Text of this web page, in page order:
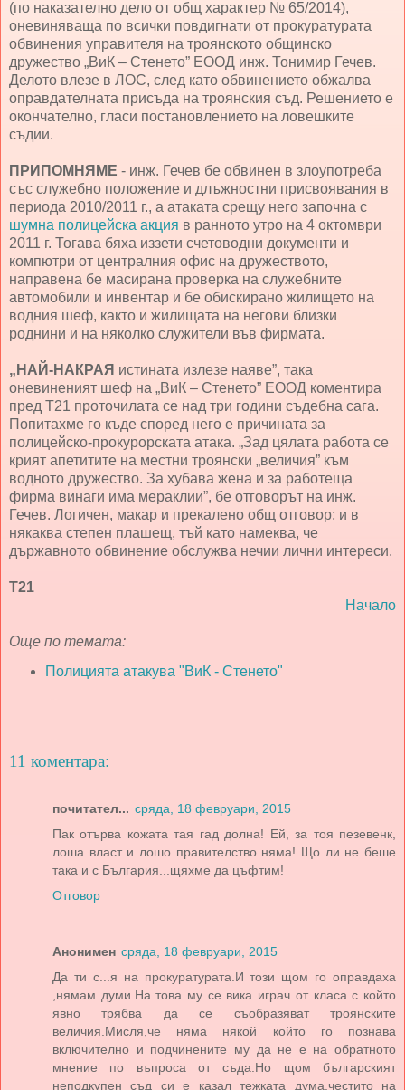
(по наказателно дело от общ характер № 65/2014),
оневиняваща по всички повдигнати от прокуратурата
обвинения управителя на троянското общинско
дружество „ВиК – Стенето” ЕООД инж. Тонимир Гечев.
Делото влезе в ЛОС, след като обвинението обжалва
оправдателната присъда на троянския съд. Решението е
окончателно, гласи постановлението на ловешките
съдии.
ПРИПОМНЯМЕ - инж. Гечев бе обвинен в злоупотреба
със служебно положение и длъжностни присвоявания в
периода 2010/2011 г., а атаката срещу него започна с
шумна полицейска акция в ранното утро на 4 октомври
2011 г. Тогава бяха иззети счетоводни документи и
компютри от централния офис на дружеството,
направена бе масирана проверка на служебните
автомобили и инвентар и бе обискирано жилището на
водния шеф, както и жилищата на негови близки
роднини и на няколко служители във фирмата.
„НАЙ-НАКРАЯ истината излезе наяве”, така
оневиненият шеф на „ВиК – Стенето” ЕООД коментира
пред Т21 проточилата се над три години съдебна сага.
Попитахме го къде според него е причината за
полицейско-прокурорската атака. „Зад цялата работа се
крият апетитите на местни троянски „величия” към
водното дружество. За хубава жена и за работеща
фирма винаги има мераклии”, бе отговорът на инж.
Гечев. Логичен, макар и прекалено общ отговор; и в
някаква степен плашещ, тъй като намеква, че
държавното обвинение обслужва нечии лични интереси.
Т21
Начало
Още по темата:
Полицията атакува "ВиК - Стенето"
11 коментара:
почитател... сряда, 18 февруари, 2015
Пак отърва кожата тая гад долна! Ей, за тоя пезевенк,
лоша власт и лошо правителство няма! Що ли не беше
така и с България...щяхме да цъфтим!
Отговор
Анонимен сряда, 18 февруари, 2015
Да ти с...я на прокуратурата.И този щом го оправдаха
,нямам думи.На това му се вика играч от класа с който
явно трябва да се съобразяват троянските
величия.Мисля,че няма някой който го познава
включително и подчинените му да не е на обратното
мнение по въпроса от съда.Но щом българският
неподкупен съд си е казал тежката дума,честито на